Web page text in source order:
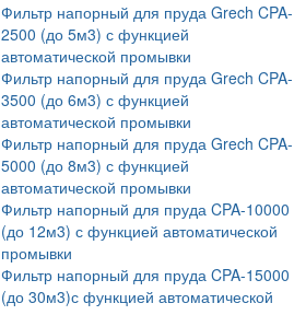
Фильтр напорный для пруда Grech CPA-
2500 (до 5м3) с функцией
автоматической промывки
Фильтр напорный для пруда Grech CPA-
3500 (до 6м3) с функцией
автоматической промывки
Фильтр напорный для пруда Grech CPA-
5000 (до 8м3) с функцией
автоматической промывки
Фильтр напорный для пруда CPA-10000
(до 12м3) с функцией автоматической
промывки
Фильтр напорный для пруда CPA-15000
(до 30м3)с функцией автоматической